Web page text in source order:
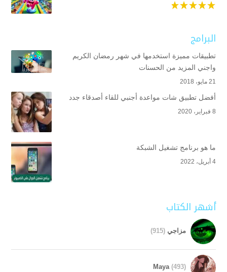
البرامج
تطبيقات مميزة استخدمها في شهر رمضان الكريم
واجني المزيد من الحسنات
21 مايو، 2018
أفضل تطبيق شات مواعدة أجنبي للقاء أصدقاء جدد
8 فبراير، 2020
ما هو برنامج تشغيل الشبكة
4 أبريل، 2022
أشهر الكتاب
مزاجي (915)
Maya (493)